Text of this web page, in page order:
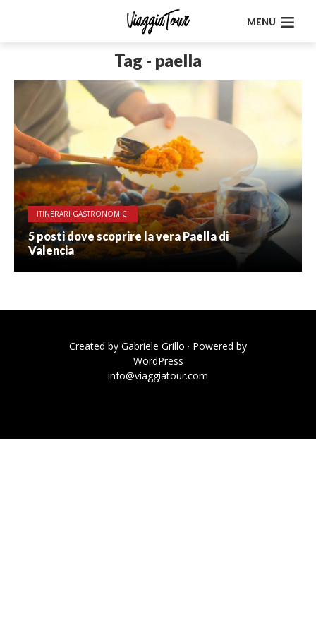
MENU
Tag - paella
ITINERARI GASTRONOMICI
5 posti dove scoprire la vera Paella di
Valencia
Created by Gabriele Grillo · Powered by
WordPress
info@viaggiatour.com